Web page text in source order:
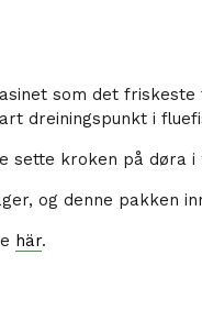
som det
dreiningspunkt i
sette kroken på døra i
og denne pakken
här.